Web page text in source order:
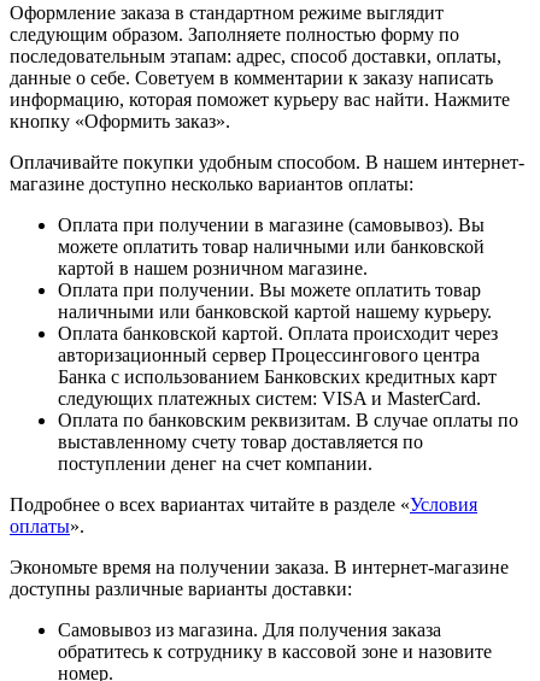
Оформление заказа в стандартном режиме выглядит
следующим образом. Заполняете полностью форму по
последовательным этапам: адрес, способ доставки, оплаты,
данные о себе. Советуем в комментарии к заказу написать
информацию, которая поможет курьеру вас найти. Нажмите
кнопку «Оформить заказ».
Оплачивайте покупки удобным способом. В нашем интернет-
магазине доступно несколько вариантов оплаты:
Оплата при получении в магазине (самовывоз). Вы
можете оплатить товар наличными или банковской
картой в нашем розничном магазине.
Оплата при получении. Вы можете оплатить товар
наличными или банковской картой нашему курьеру.
Оплата банковской картой. Оплата происходит через
авторизационный сервер Процессингового центра
Банка с использованием Банковских кредитных карт
следующих платежных систем: VISA и MasterCard.
Оплата по банковским реквизитам. В случае оплаты по
выставленному счету товар доставляется по
поступлении денег на счет компании.
Подробнее о всех вариантах читайте в разделе «Условия
оплаты».
Экономьте время на получении заказа. В интернет-магазине
доступны различные варианты доставки:
Самовывоз из магазина. Для получения заказа
обратитесь к сотруднику в кассовой зоне и назовите
номер.